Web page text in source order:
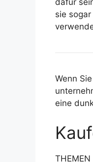
dafür
sie
Wenn
eine
THEMEN